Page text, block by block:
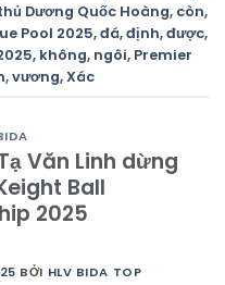
Dương Quốc Hoàng, còn,
Pool 2025,đá,định,được,
, không, ngôi, Premier
,vương,Xác
Văn Linh dừng
Ball
2025
BỞI HLV BIDA TOP